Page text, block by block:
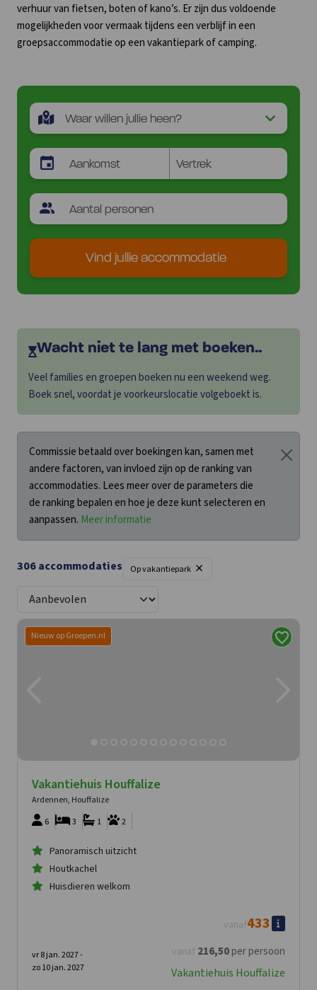
verhuur van fietsen, boten of kano’s. Er zijn dus voldoende
mogelijkheden voor vermaak tijdens een verblijf in een
groepsaccommodatie op een vakantiepark of camping.
Vind jullie accommodatie
Wacht niet te lang met boeken..
Veel families en groepen boeken nu een weekend weg.
Boek snel, voordat je voorkeurslocatie volgeboekt is.
Commissie betaald over boekingen kan, samen met
andere factoren, van invloed zijn op de ranking van
accommodaties. Lees meer over de parameters die
de ranking bepalen en hoe je deze kunt selecteren en
aanpassen. Meer informatie
306accommodaties Op vakantiepark ×
Nieuw op Groepen.nl
Vakantiehuis Houffalize
Ardennen, Houffalize
6
2
1
3
Panoramisch uitzicht
Houtkachel
Huisdieren welkom
vanaf 216,50per persoon
vanaf433
vr 8 jan. 2027 -
zo 10 jan. 2027
Vakantiehuis Houffalize